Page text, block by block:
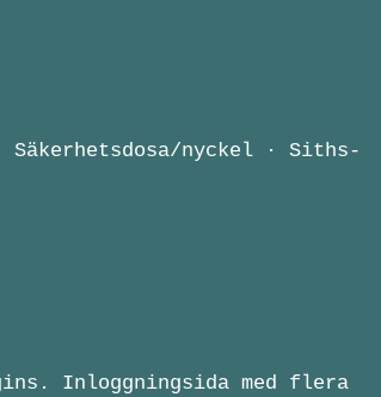
nyckel · Siths-
Inloggningsida med flera